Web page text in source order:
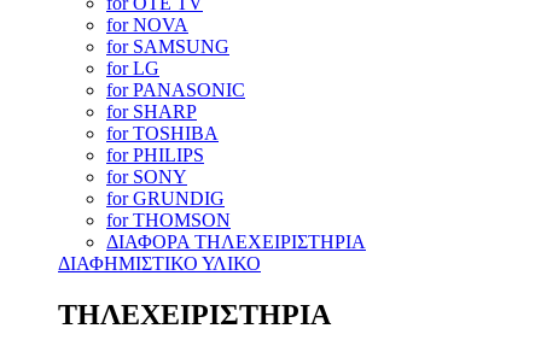
for NOVA
for SAMSUNG
for LG
for PANASONIC
for SHARP
for TOSHIBA
for PHILIPS
for SONY
for GRUNDIG
for THOMSON
ΔΙΑΦΟΡΑ ΤΗΛΕΧΕΙΡΙΣΤΗΡΙΑ
ΔΙΑΦΗΜΙΣΤΙΚΟ ΥΛΙΚΟ
ΤΗΛΕΧΕΙΡΙΣΤΗΡΙΑ